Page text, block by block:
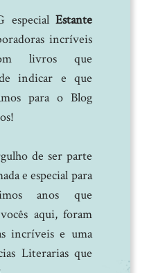
especial Estante
incríveis
livros que
indicar e que
para o Blog
de ser parte
e especial para
anos que
aqui, foram
incríveis e uma
Literarias que